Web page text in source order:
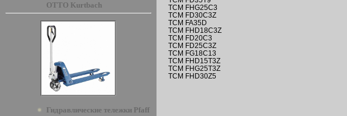
OTTO Kurtbach
Гидравлические тележки Pfaff
TCM FHG25C3
TCM FD30C3Z
TCM FA35D
TCM FН D18C3Z
TCM FD20C3
TCM FD25C3Z
TCM FG18C13
TCM FHD15T3Z
TCM FHG25T3Z
TCM FHD30Z5